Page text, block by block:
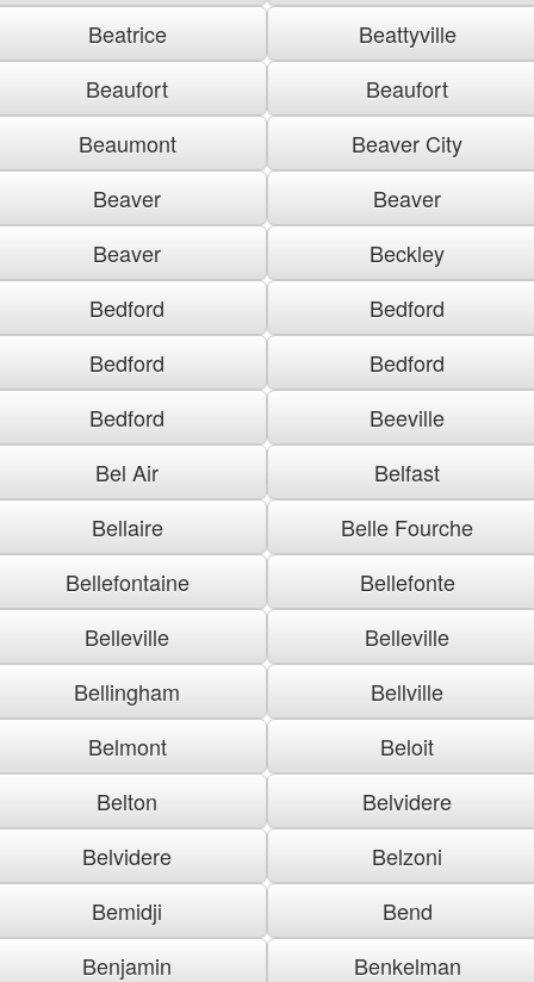
Beatrice
Beattyville
Beaufort
Beaufort
Beaumont
Beaver City
Beaver
Beaver
Beaver
Beckley
Bedford
Bedford
Bedford
Bedford
Bedford
Beeville
Bel Air
Belfast
Bellaire
Belle Fourche
Bellefontaine
Bellefonte
Belleville
Belleville
Bellingham
Bellville
Belmont
Beloit
Belton
Belvidere
Belvidere
Belzoni
Bemidji
Bend
Benjamin
Benkelman